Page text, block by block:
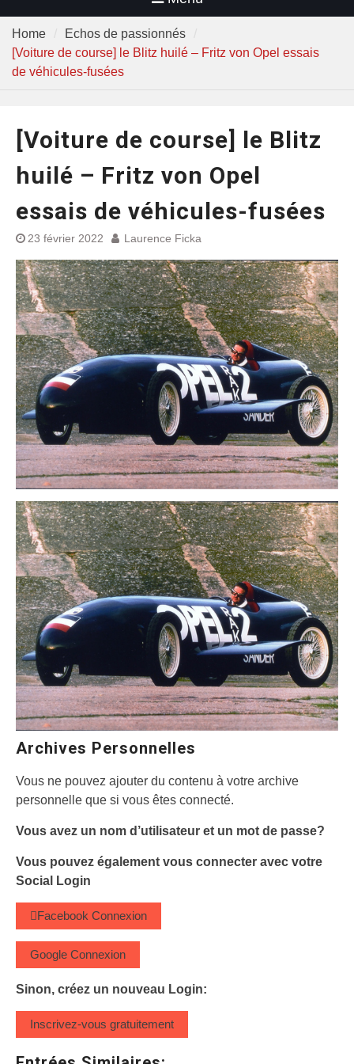
Home
Echos de passionnés
[Voiture de course] le Blitz huilé – Fritz von Opel essais
de véhicules-fusées
[Voiture de course] le Blitz
huilé – Fritz von Opel
essais de véhicules-fusées
23 février 2022 Laurence Ficka
Archives Personnelles
Vous ne pouvez ajouter du contenu à votre archive
personnelle que si vous êtes connecté.
Vous avez un nom d’utilisateur et un mot de passe?
Vous pouvez également vous connecter avec votre
Social Login
Facebook Connexion
Google Connexion
Sinon, créez un nouveau Login:
Inscrivez-vous gratuitement